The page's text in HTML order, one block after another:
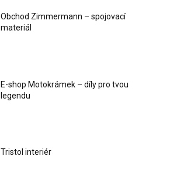
Obchod Zimmermann – spojovací
materiál
E-shop Motokrámek – díly pro tvou
legendu
Tristol interiér